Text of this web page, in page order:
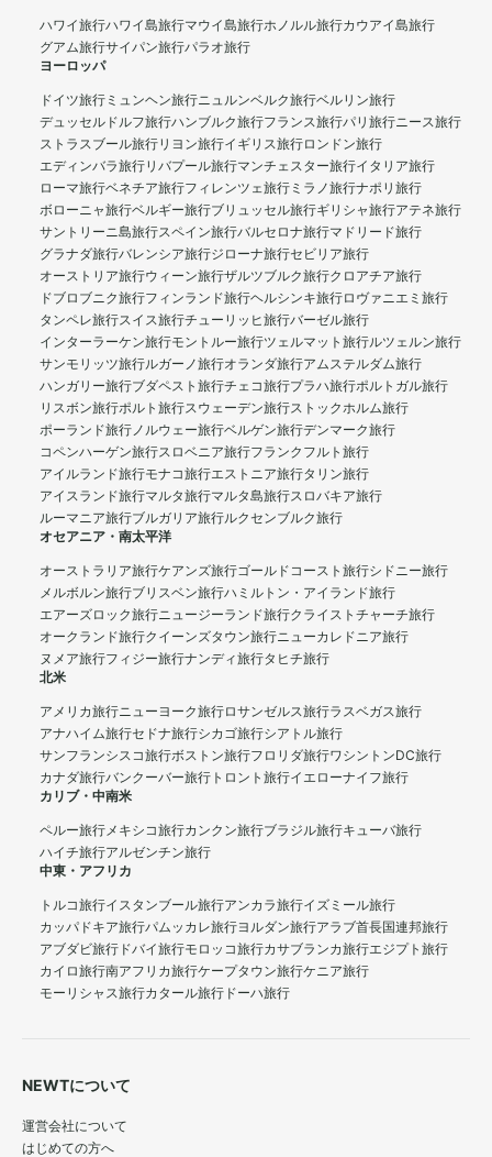
ハワイ旅行ハワイ島旅行マウイ島旅行ホノルル旅行カウアイ島旅行
グアム旅行サイパン旅行パラオ旅行
ヨーロッパ
ドイツ旅行 ミュンヘン旅行ニュルンベルク旅行ベルリン旅行
デュッセルドルフ旅行ハンブルク旅行フランス旅行パリ旅行ニース旅行
ストラスブール旅行リヨン旅行イギリス旅行ロンドン旅行
エディンバラ旅行リバプール旅行マンチェスター旅行イタリア旅行
ローマ旅行ベネチア旅行フィレンツェ旅行 ミラノ旅行ナポリ旅行
ボローニャ旅行ベルギー旅行ブリュッセル旅行ギリシャ旅行アテネ旅行
サントリーニ島旅行スペイン旅行バルセロナ旅行マドリード旅行
グラナダ旅行バレンシア旅行ジローナ旅行セビリア旅行
オーストリア旅行ウィーン旅行ザルツブルク旅行クロアチア旅行
ドブロブニク旅行フィンランド旅行ヘルシンキ旅行ロヴァニエミ旅行
タンペレ旅行スイス旅行チューリッヒ旅行バーゼル旅行
インターラーケン旅行モントルー旅行ツェルマット旅行ルツェルン旅行
サンモリッツ旅行ルガーノ旅行オランダ旅行アムステルダム旅行
ハンガリー旅行ブダペスト旅行チェコ旅行プラハ旅行ポルトガル旅行
リスボン旅行ポルト旅行スウェーデン旅行ストックホルム旅行
ポーランド旅行ノルウェー旅行ベルゲン旅行デンマーク旅行
コペンハーゲン旅行スロベニア旅行フランクフルト旅行
アイルランド旅行モナコ旅行エストニア旅行タリン旅行
アイスランド旅行マルタ旅行マルタ島旅行スロバキア旅行
ルーマニア旅行ブルガリア旅行ルクセンブルク旅行
オセアニア・南太平洋
オーストラリア旅行ケアンズ旅行ゴールドコースト旅行シドニー旅行
メルボルン旅行ブリスベン旅行ハミルトン・アイランド旅行
エアーズロック旅行ニュージーランド旅行クライストチャーチ旅行
オークランド旅行クイーンズタウン旅行ニューカレドニア旅行
ヌメア旅行フィジー旅行ナンディ旅行タヒチ旅行
北米
アメリカ旅行ニューヨーク旅行ロサンゼルス旅行ラスベガス旅行
アナハイム旅行セドナ旅行シカゴ旅行シアトル旅行
サンフランシスコ旅行ボストン旅行フロリダ旅行ワシントンDC旅行
カナダ旅行バンクーバー旅行 トロント旅行イエローナイフ旅行
カリブ・中南米
ペルー旅行メキシコ旅行カンクン旅行ブラジル旅行キューバ旅行
ハイチ旅行アルゼンチン旅行
中東・アフリカ
トルコ旅行イスタンブール旅行アンカラ旅行イズミール旅行
カッパドキア旅行パムッカレ旅行ヨルダン旅行アラブ首長国連邦旅行
アブダビ旅行 ドバイ旅行モロッコ旅行カサブランカ旅行エジプト旅行
カイロ旅行南アフリカ旅行ケープタウン旅行ケニア旅行
モーリシャス旅行カタール旅行 ドーハ旅行
NEWTについて
運営会社について
はじめての方へ